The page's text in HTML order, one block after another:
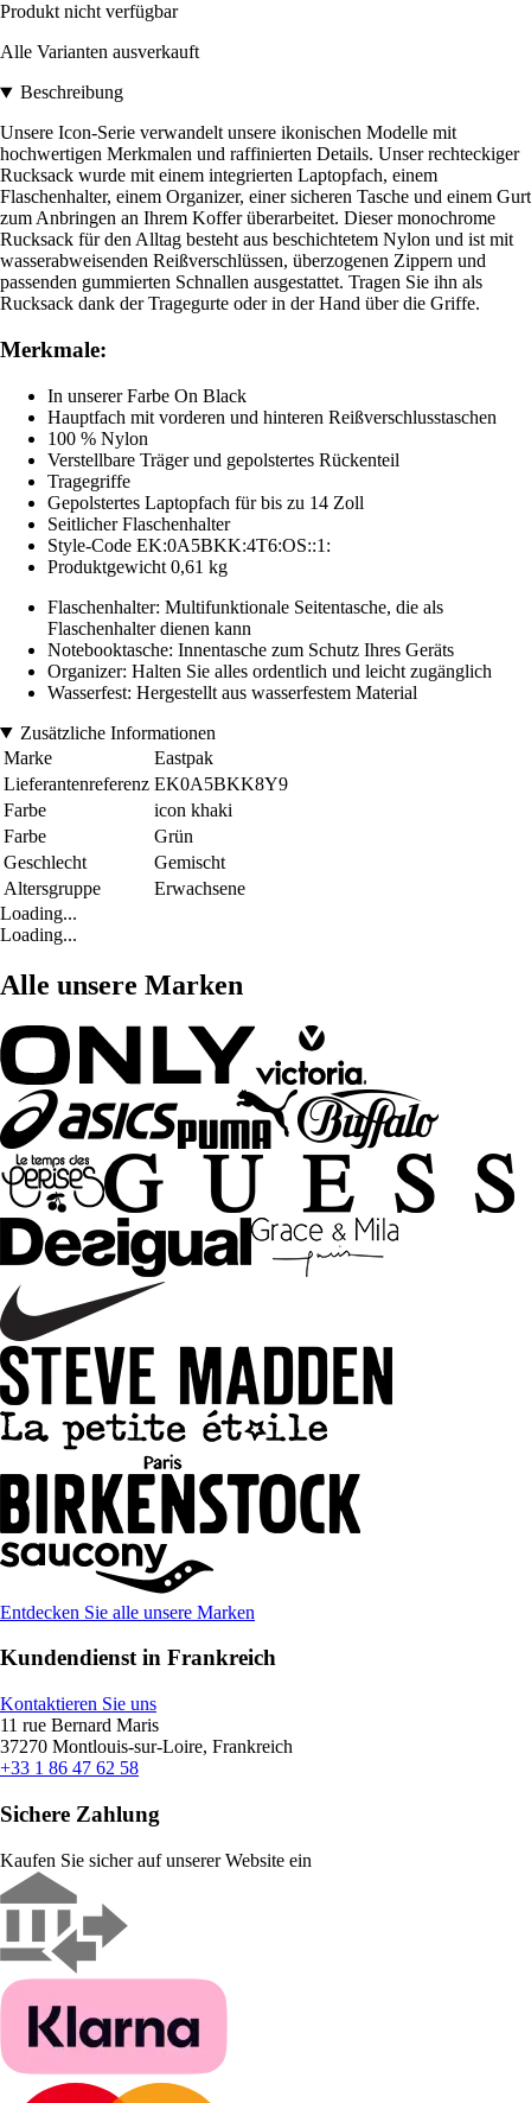
Produkt nicht verfügbar
Alle Varianten ausverkauft
Beschreibung
Unsere Icon-Serie verwandelt unsere ikonischen Modelle mit
hochwertigen Merkmalen und raffinierten Details. Unser rechteckiger
Rucksack wurde mit einem integrierten Laptopfach, einem
Flaschenhalter, einem Organizer, einer sicheren Tasche und einem Gurt
zum Anbringen an Ihrem Koffer überarbeitet. Dieser monochrome
Rucksack für den Alltag besteht aus beschichtetem Nylon und ist mit
wasserabweisenden Reißverschlüssen, überzogenen Zippern und
passenden gummierten Schnallen ausgestattet. Tragen Sie ihn als
Rucksack dank der Tragegurte oder in der Hand über die Griffe.
Merkmale:
In unserer Farbe On Black
Hauptfach mit vorderen und hinteren Reißverschlusstaschen
100 % Nylon
Verstellbare Träger und gepolstertes Rückenteil
Tragegriffe
Gepolstertes Laptopfach für bis zu 14 Zoll
Seitlicher Flaschenhalter
Style-Code EK:0A5BKK:4T6:OS::1:
Produktgewicht 0,61 kg
Flaschenhalter: Multifunktionale Seitentasche, die als
Flaschenhalter dienen kann
Notebooktasche: Innentasche zum Schutz Ihres Geräts
Organizer: Halten Sie alles ordentlich und leicht zugänglich
Wasserfest: Hergestellt aus wasserfestem Material
Zusätzliche Informationen
Marke
Eastpak
Lieferantenreferenz EK0A5BKK8Y9
Farbe
icon khaki
Farbe
Grün
Geschlecht
Gemischt
Altersgruppe
Erwachsene
Loading...
Loading...
Alle unsere Marken
Entdecken Sie alle unsere Marken
Kundendienst in Frankreich
Kontaktieren Sie uns
11 rue Bernard Maris
37270 Montlouis-sur-Loire, Frankreich
+33 1 86 47 62 58
Sichere Zahlung
Kaufen Sie sicher auf unserer Website ein